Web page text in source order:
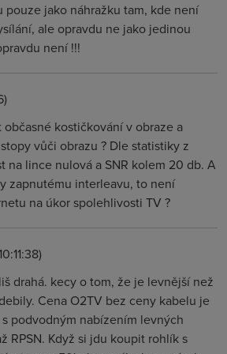
pouze jako náhražku tam, kde není
ale opravdu ne jako jedinou
není !!!
kostičkování v obraze a
vůči obrazu ? Dle statistiky z
na lince nulová a SNR kolem 20 db. A
zapnutému interleavu, to není
na úkor spolehlivosti TV ?
drahá. kecy o tom, že je levnější než
Cena O2TV bez ceny kabelu je
podvodným nabízením levných
RPSN. Když si jdu koupit rohlík s